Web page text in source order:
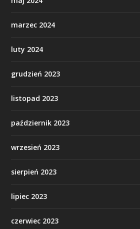
marzec 2024
luty 2024
grudzień 2023
listopad 2023
październik 2023
wrzesień 2023
sierpień 2023
lipiec 2023
czerwiec 2023